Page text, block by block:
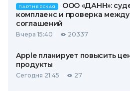
ПАРТНЕРСКАЯ
ООО «ДАНН»:
комплаенс и проверка
соглашений
Вчера 15:40 20337
Apple планирует повысить
продукты
Сегодня 21:45 27